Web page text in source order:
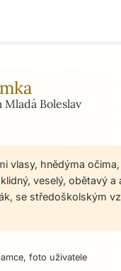
Mladá Boleslav
vlasy, hnědýma
veselý, obětavý a
se středoškolským